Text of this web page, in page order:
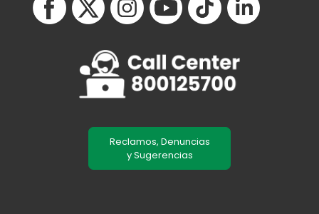
Reclamos, Denuncias
y Sugerencias